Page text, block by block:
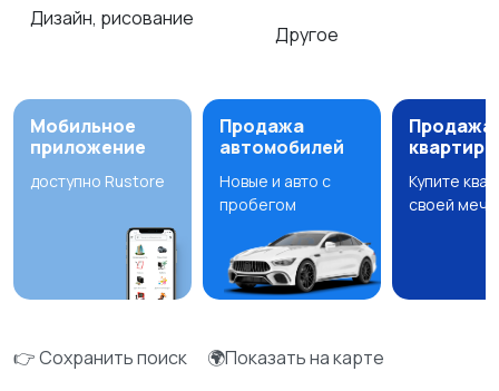
Дизайн, рисование
Другое
Мобильное
приложение
доступно Rustore
Продажа
автомобилей
Новые и авто с
пробегом
Продажа
квартир
Купите
своей
👉 Сохранить поиск
🌍Показать на карте